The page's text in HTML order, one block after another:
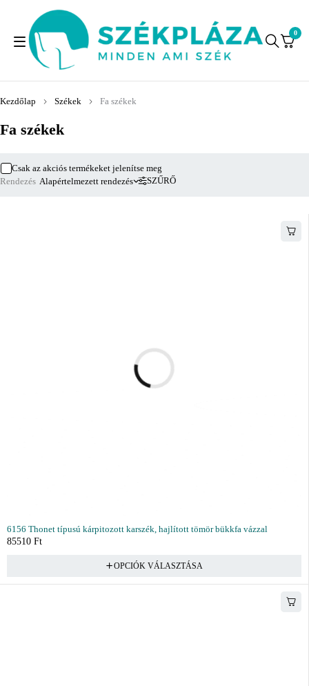
0
Fa székek
Kezdőlap Székek Fa székek
SZŰRŐ
Csak az akciós termékeket jelenítse meg
Rendezés Alapértelmezett rendezés
6156 Thonet típusú kárpitozott karszék, hajlított tömör bükkfa vázzal
85510 Ft
OPCIÓK VÁLASZTÁSA